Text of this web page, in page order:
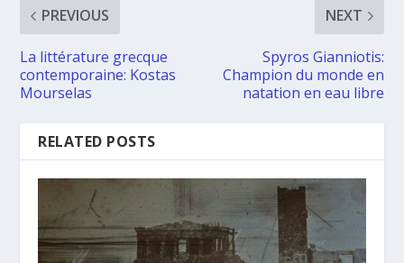
PREVIOUS
La littérature grecque
contemporaine: Kostas
Mourselas
NEXT
Spyros Gianniotis:
Champion du monde en
natation en eau libre
RELATED POSTS